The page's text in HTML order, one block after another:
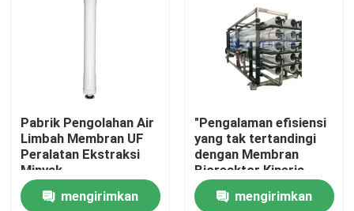
Pabrik Pengolahan Air
Limbah Membran UF
Peralatan Ekstraksi
Minyak
mengirimkan
"Pengalaman efisiensi
yang tak tertandingi
dengan Membran
Bioreaktor Kinerja
Tinggi kami untuk
Reverse Osmosis
mengirimkan